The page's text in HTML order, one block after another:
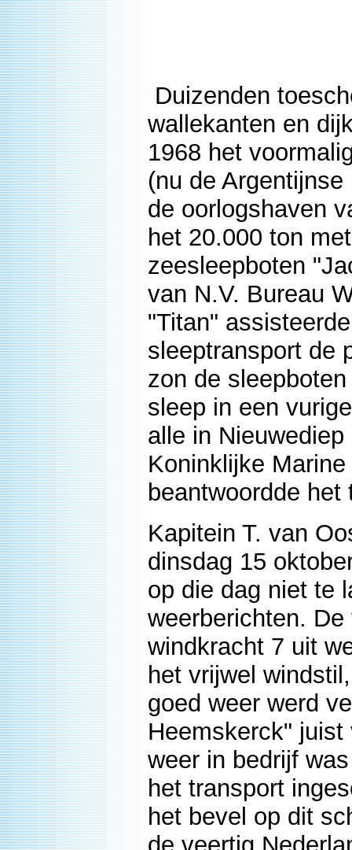
Duizenden
wallekanten en
1968 het
(nu de
de oorlogshaven
het 20.000 ton
zeesleepboten
van N.V. Bureau
"Titan"
sleeptransport de
zon de
sleep in een
alle in
Koninklijke
beantwoordde
Kapitein T. van
dinsdag 15
op die dag niet te
weerberichten.
windkracht 7 uit
het vrijwel
goed weer werd
Heemskerck"
weer in bedrijf
het transport
het bevel op dit